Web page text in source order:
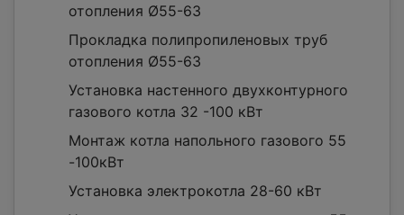
отопления Ø55-63
Прокладка полипропиленовых труб
отопления Ø55-63
Установка настенного двухконтурного
газового котла 32 -100 кВт
Монтаж котла напольного газового 55
-100кВт
Установка электрокотла 28-60 кВт